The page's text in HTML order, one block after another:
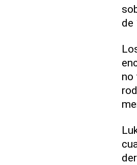
de
no